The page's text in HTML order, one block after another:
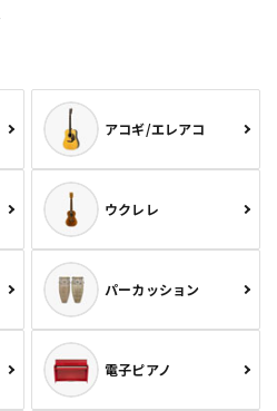
アコギ/エレアコ
ウクレレ
パーカッション
電子ピアノ